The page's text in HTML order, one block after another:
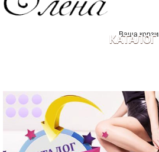
Ваша
КАТАЛОГ